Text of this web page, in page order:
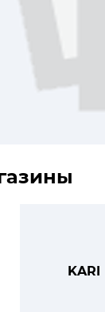
KARI